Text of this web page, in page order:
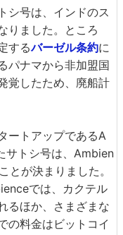
シ号は、インドのス
りました。ところ
するバーゼル条約に
パナマから非加盟国
覚したため、廃船計
ートアップであるA
サトシ号は、Ambien
とが決まりました。
では、カクテル
るほか、さまざまな
の料金はビットコイ